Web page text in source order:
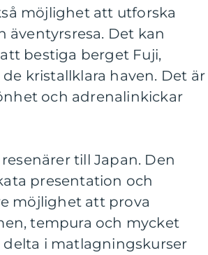
möjlighet att utforska
äventyrsresa. Det kan
bestiga berget Fuji,
kristallklara haven. Det är
och adrenalinkickar
till Japan. Den
presentation och
möjlighet att prova
tempura och mycket
i matlagningskurser